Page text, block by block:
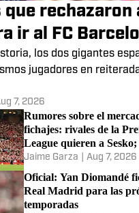
rechazaron
ir al FC
los dos gigantes
jugadores en
7, 2026
Rumores sobre el
fichajes: rivales de la
League quieren a
Álvarez, Raphinha y más
Jaime Garza Aug 7, 2026
Oficial: Yan Diomandé
Real Madrid para las
temporadas